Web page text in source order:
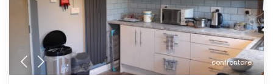
confrontare